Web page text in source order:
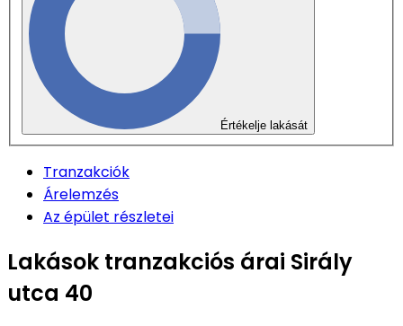
Értékelje lakását
Tranzakciók
Árelemzés
Az épület részletei
Lakások tranzakciós árai Sirály
utca 40